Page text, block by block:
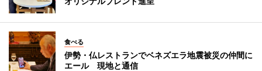
食べる
伊勢・仏レストランでベネズエラ地震被災の仲間に
エール 現地と通信